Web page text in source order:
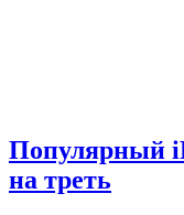
Популярный
на треть